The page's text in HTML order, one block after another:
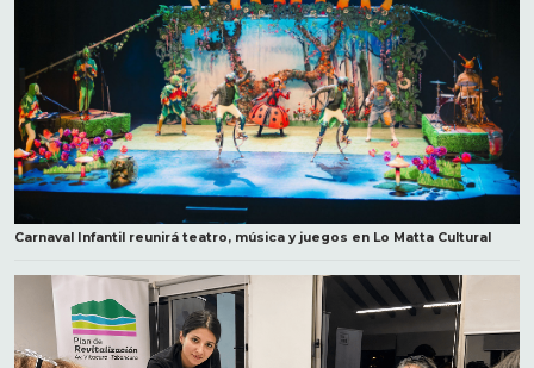
Carnaval Infantil reunirá teatro, música y juegos en Lo Matta Cultural